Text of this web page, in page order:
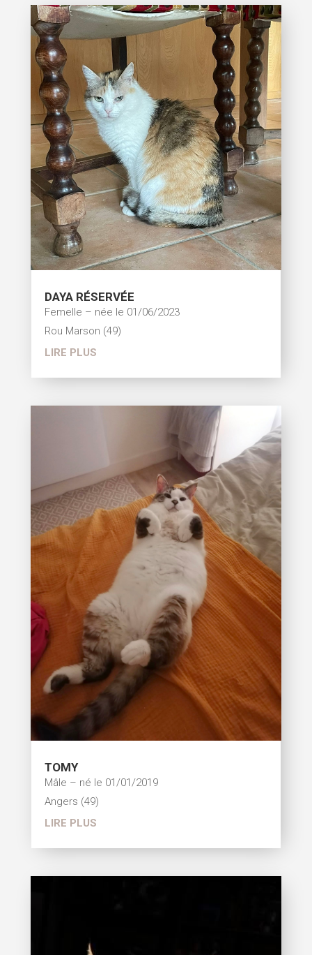
DAYA RÉSERVÉE
Femelle – née le 01/06/2023
Rou Marson (49)
LIRE PLUS
TOMY
Mâle – né le 01/01/2019
Angers (49)
LIRE PLUS